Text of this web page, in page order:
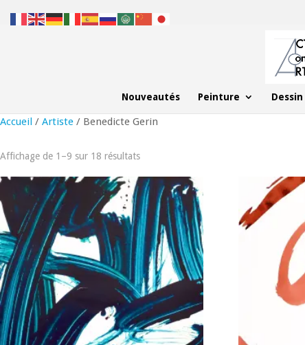
Nouveautés Peinture Dessin
Accueil / Artiste / Benedicte Gerin
Affichage de 1–9 sur 18 résultats